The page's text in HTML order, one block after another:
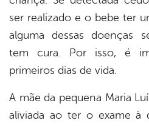
ser realizado e o bebe ter
alguma dessas doenças
tem cura. Por isso, é
primeiros dias de vida.
A mãe da pequena Maria
aliviada ao ter o exame à